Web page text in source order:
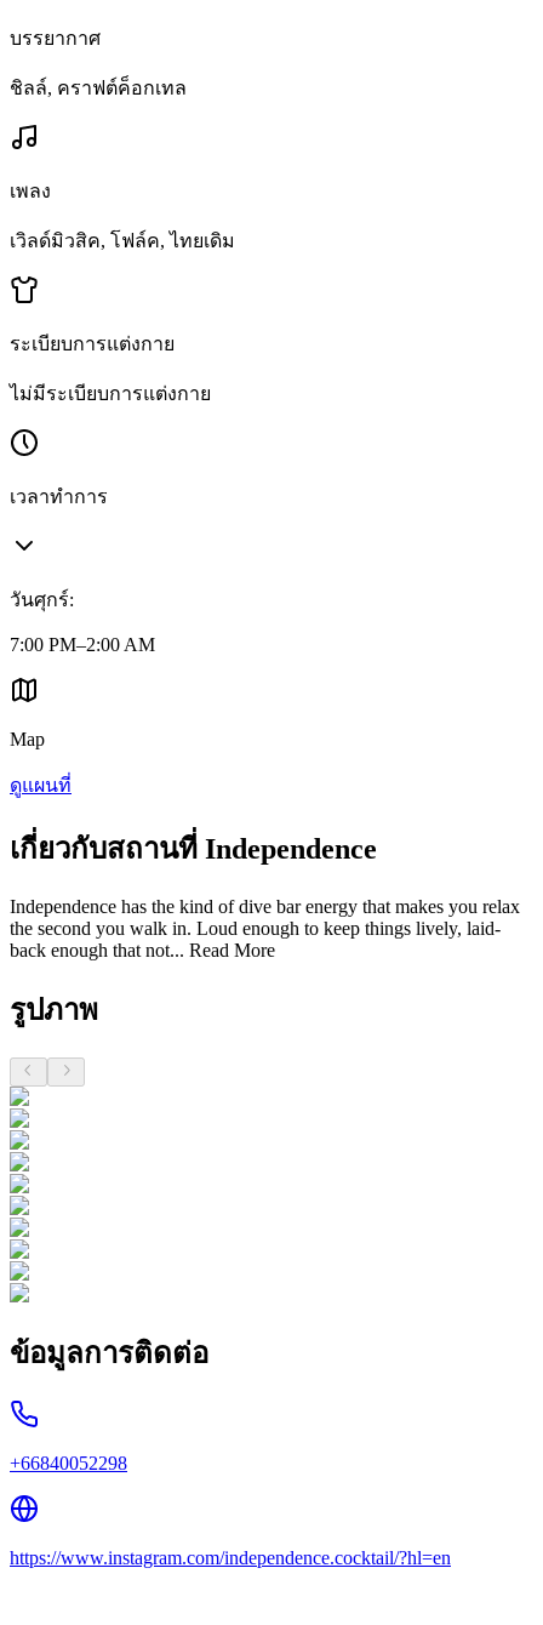
บรรยากาศ
ชิลล์, คราฟต์ค็อกเทล
เพลง
เวิลด์มิวสิค, โฟล์ค, ไทยเดิม
ระเบียบการแต่งกาย
ไม่มีระเบียบการแต่งกาย
เวลาทำการ
วันศุกร์:
7:00 PM–2:00 AM
Map
ดูแผนที่
เกี่ยวกับสถานที่ Independence
Independence has the kind of dive bar energy that makes you relax
the second you walk in. Loud enough to keep things lively, laid-
back enough that not... Read More
รูปภาพ
ข้อมูลการติดต่อ
+66840052298
https://www.instagram.com/independence.cocktail/?hl=en